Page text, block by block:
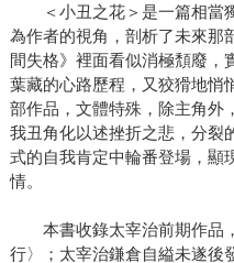
＜小丑之花＞是一篇相當
為作者的視角，剖析了未來那
間失格》裡面看似消極頽廢，
葉藏的心路歷程，又狡猾地悄
部作品，文體特殊，除主角外
我丑角化以述挫折之悲，分裂
式的自我肯定中輪番登場，顯
情。
本書收錄太宰治前期作品
行〉；太宰治鎌倉自縊未遂後